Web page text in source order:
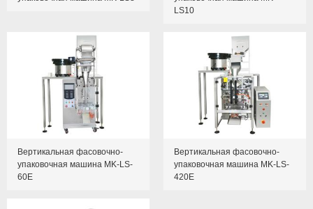
LS10
Вертикальная фасовочно-
упаковочная машина MK-LS-
60E
Вертикальная фасовочно-
упаковочная машина MK-LS-
420E